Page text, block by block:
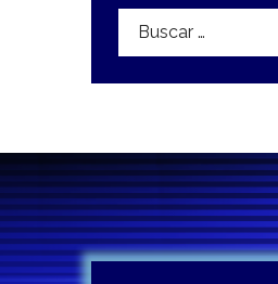
Buscar: